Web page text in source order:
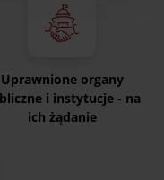
Uprawnione organy
i instytucje - na
ich żądanie